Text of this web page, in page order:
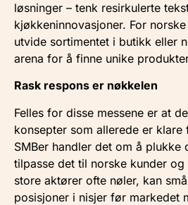
løsninger – tenk resirkulerte
kjøkkeninnovasjoner. For
utvide sortimentet i butikk eller
arena for å finne unike
Rask respons er nøkkelen
Felles for disse messene er at
konsepter som allerede er klare
SMBer handler det om å plukke
tilpasse det til norske kunder og
store aktører ofte nøler, kan
posisjoner i nisjer før markedet